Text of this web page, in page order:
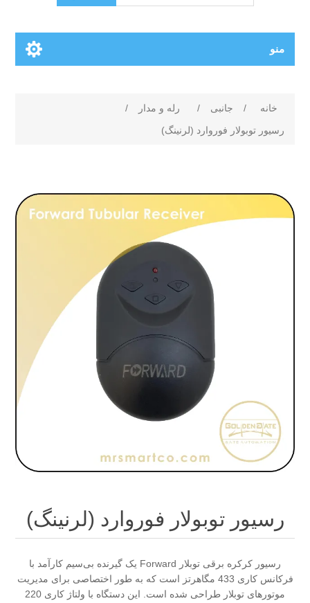
منو
خانه / جانبی / رله و مدار
/
رسیور توبولار فوروارد (لرنینگ)
رسیور توبولار فوروارد (لرنینگ)
رسیور کرکره برقی توبلار Forward یک گیرنده بی‌سیم کارآمد با
فرکانس کاری 433 مگاهرتز است که به طور اختصاصی برای مدیریت
موتورهای توبلار طراحی شده است. این دستگاه با ولتاژ کاری 220